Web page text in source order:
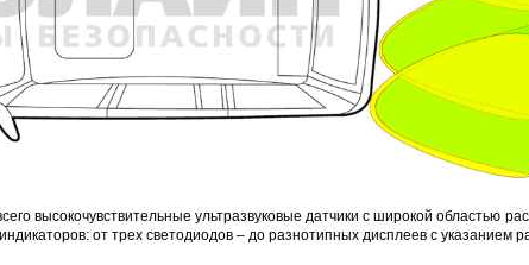
высокочувствительные ультразвуковые датчики с широкой областью
от трех светодиодов – до разнотипных дисплеев с указанием